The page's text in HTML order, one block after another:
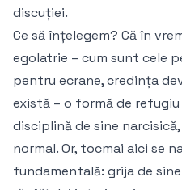
discuției.
Ce să înțelegem? Că în
egolatrie – cum sunt cele
pentru ecrane, credința
există – o formă de
disciplină de sine
normal. Or, tocmai aici se
fundamentală: grija de